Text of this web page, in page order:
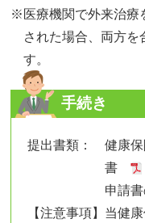
※医療機関で外来治療
された場合、両方を
す。
手続き
提出書類：
健康
書
申請
【注意事項】当健